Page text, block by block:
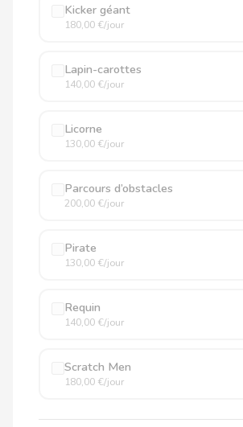
Kicker géant
180,00 €/jour
Lapin-carottes
140,00 €/jour
Licorne
130,00 €/jour
Parcours d’obstacles
200,00 €/jour
Pirate
130,00 €/jour
Requin
140,00 €/jour
Scratch Men
180,00 €/jour